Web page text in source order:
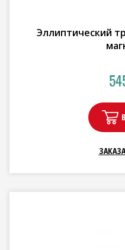
Эллиптический